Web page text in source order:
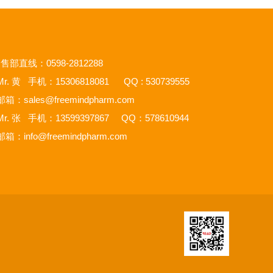
部直线：0598-2812288
黄 手机：15306818081 QQ : 530739555
： sales@freemindpharm.com
张 手机：13599397867 QQ：578610944
： info@freemindpharm.com